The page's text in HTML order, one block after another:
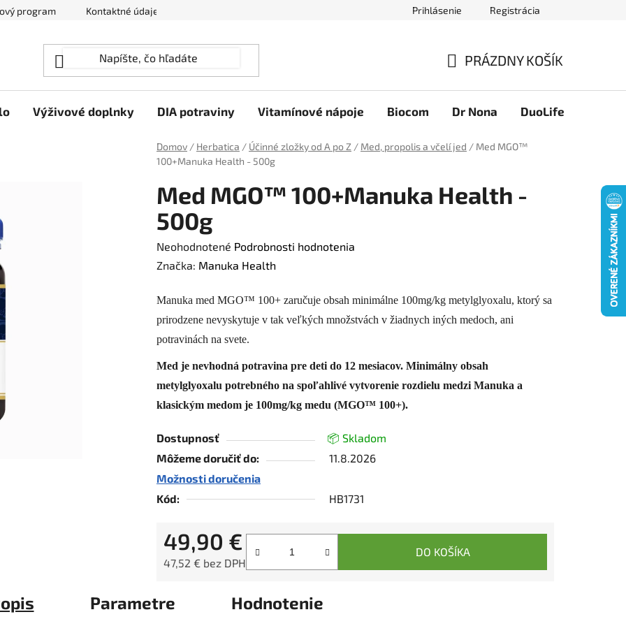
program Kontaktné údaje Ako nakupovať Obchodné podmienky
Prihlásenie Registrácia
KOŠÍK
PRÁZDNY KOŠÍK
Výživové doplnky DIA potraviny Vitamínové nápoje Biocom Dr Nona DuoLife
Domov / Herbatica / Účinné zložky od A po Z / Med, propolis a včelí jed / Med MGO™
100+Manuka Health - 500g
Med MGO™ 100+Manuka Health -
500g
Priemerné
hodnotenie
je
0,0
z
5
Neohodnotené Podrobnosti hodnotenia
Značka: Manuka Health
Manuka med MGO™ 100+ zaručuje obsah minimálne 100mg/kg metylglyoxalu, ktorý sa
prirodzene nevyskytuje v tak veľkých množstvách v žiadnych iných medoch, ani
potravinách na svete.
Med je nevhodná potravina pre deti do 12 mesiacov. Minimálny obsah
metylglyoxalu potrebného na spoľahlivé vytvorenie rozdielu medzi Manuka a
klasickým medom je 100mg/kg medu (MGO™ 100+).
Dostupnosť
📦 Skladom
Môžeme doručiť do:
11.8.2026
Možnosti doručenia
Kód:
HB1731
49,90 €
47,52 € bez DPH
DO KOŠÍKA
Parametre Hodnotenie